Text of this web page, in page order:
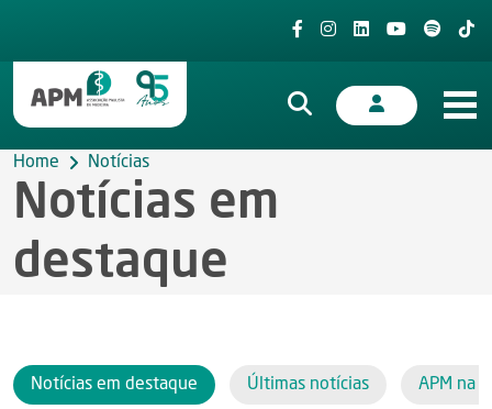
Home Notícias
Notícias em
destaque
Notícias em destaque Últimas notícias APM na